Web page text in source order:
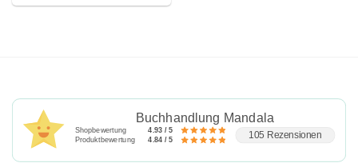
Buchhandlung Mandala
Shopbewertung
4.93 / 5
Produktbewertung
4.84 / 5 105 Rezensionen